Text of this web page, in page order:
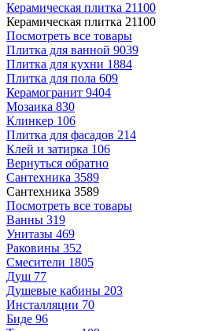
Керамическая плитка 21100
Керамическая плитка 21100
Посмотреть все товары
Плитка для ванной 9039
Плитка для кухни 1884
Плитка для пола 609
Керамогранит 9404
Мозаика 830
Клинкер 106
Плитка для фасадов 214
Клей и затирка 106
Вернуться обратно
Сантехника 3589
Сантехника 3589
Посмотреть все товары
Ванны 319
Унитазы 469
Раковины 352
Смесители 1805
Душ 77
Душевые кабины 203
Инсталляции 70
Биде 96